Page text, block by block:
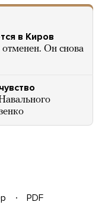
в Киров
Он снова
PDF